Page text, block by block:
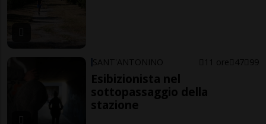
SANT'ANTONINO 11 ore 47 99
Esibizionista nel
sottopassaggio della
stazione